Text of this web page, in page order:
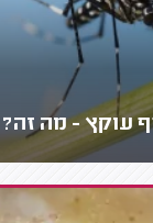
עוקץ - מה זה?